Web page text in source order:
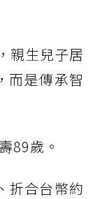
親生兒子居
而是傳承智
89歲。
折合台幣約